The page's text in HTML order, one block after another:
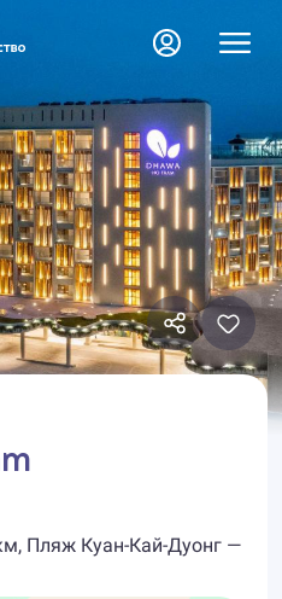
Пляж Куан-Кай-Дуонг —